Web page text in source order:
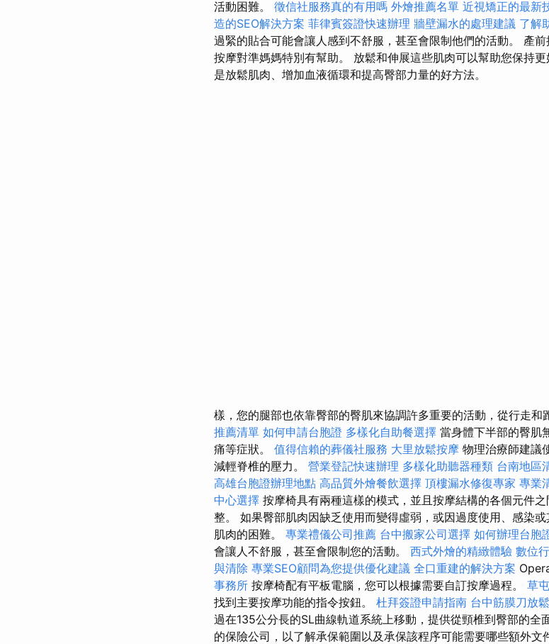
活動困難。 徵信社服務真的有用嗎 外燴推薦名單 近視矯正的最新
造的SEO解決方案 菲律賓簽證快速辦理 牆壁漏水的處理建議 了解
過緊的貼合可能會讓人感到不舒服，甚至會限制他們的活動。 產
按摩對準媽媽特別有幫助。 放鬆和伸展這些肌肉可以幫助您保持
是放鬆肌肉、增加血液循環和提高臀部力量的好方法。
樣，您的腿部也依靠臀部的臀肌來協調許多重要的活動，從行走和
推薦清單 如何申請台胞證 多樣化自助餐選擇 當身體下半部的臀肌
痛等症狀。 值得信賴的葬儀社服務 大里放鬆按摩 物理治療師建議
減輕脊椎的壓力。 營業登記快速辦理 多樣化助聽器種類 台南地區
高雄台胞證辦理地點 高品質外燴餐飲選擇 頂樓漏水修復專家 專業
中心選擇 按摩椅具有兩種這樣的模式，並且按摩結構的各個元件
整。 如果臀部肌肉因缺乏使用而變得虛弱，或因過度使用、感染
肌肉的困難。 專業禮儀公司推薦 台中搬家公司選擇 如何辦理台胞
會讓人不舒服，甚至會限制您的活動。 西式外燴的精緻體驗 數位
與清除 專業SEO顧問為您提供優化建議 全口重建的解決方案
事務所 按摩椅配有平板電腦，您可以根據需要自訂按摩過程。 草
找到主要按摩功能的指令按鈕。 杜拜簽證申請指南 台中筋膜刀放
過在135公分長的SL曲線軌道系統上移動，提供從頸椎到臀部的全
的保險公司，以了解承保範圍以及承保該程序可能需要哪些額外文